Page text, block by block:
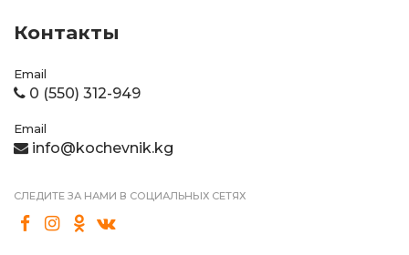
Контакты
Email
0 (550) 312-949
Email
info@kochevnik.kg
СЛЕДИТЕ ЗА НАМИ В СОЦИАЛЬНЫХ СЕТЯХ